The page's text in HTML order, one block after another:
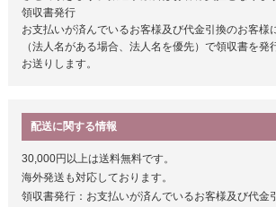
領収書発行
お支払いが済んでいるお客様及び代金引換のお客様
（法人名がある場合、法人名を優先）で領収書を発
お送りします。
配送に関する情報
30,000円以上は送料無料です。
海外発送も対応しております。
領収書発行：お支払いが済んでいるお客様及び代金